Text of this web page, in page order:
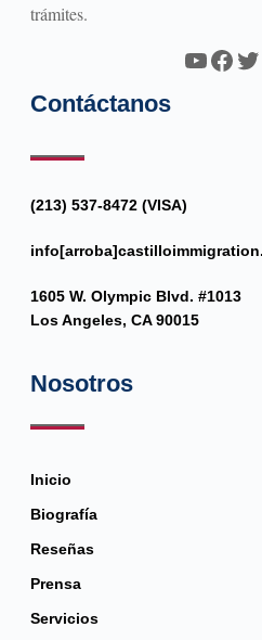
trámites.
Contáctanos
(213) 537-8472 (VISA)
1605 W. Olympic Blvd. #1013
Los Angeles, CA 90015
Nosotros
Inicio
Biografía
Reseñas
Prensa
Servicios